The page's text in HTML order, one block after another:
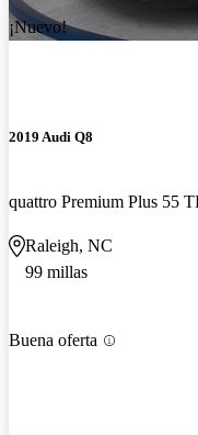
¡Nuevo!
2019 Audi Q8
quattro Premium Plus 55
Raleigh, NC
99 millas
Buena oferta